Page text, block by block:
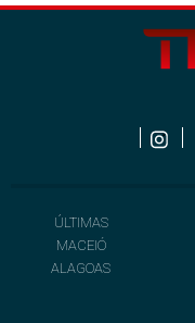
ÚLTIMAS
MACEIÓ
ALAGOAS